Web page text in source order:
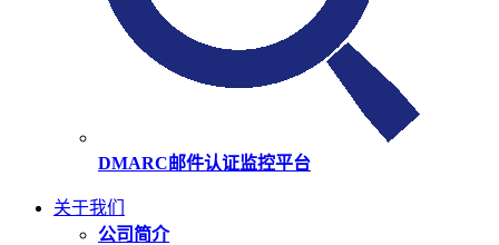
DMARC邮件认证监控平台
关于我们
公司简介